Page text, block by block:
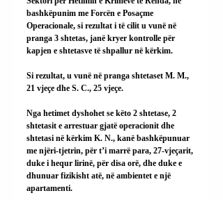
bashkëpunim me Forcën e Posaçme
Operacionale, si rezultat i të cilit u vunë në
pranga 3 shtetas, janë kryer kontrolle për
kapjen e shtetasve të shpallur në kërkim.
Si rezultat, u vunë në pranga shtetaset M. M.,
21 vjeçe dhe S. C., 25 vjeçe.
Nga hetimet dyshohet se këto 2 shtetase, 2
shtetasit e arrestuar gjatë operacionit dhe
shtetasi në kërkim K. N., kanë bashkëpunuar
me njëri-tjetrin, për t’i marrë para, 27-vjeçarit,
duke i hequr lirinë, për disa orë, dhe duke e
dhunuar fizikisht atë, në ambientet e një
apartamenti.